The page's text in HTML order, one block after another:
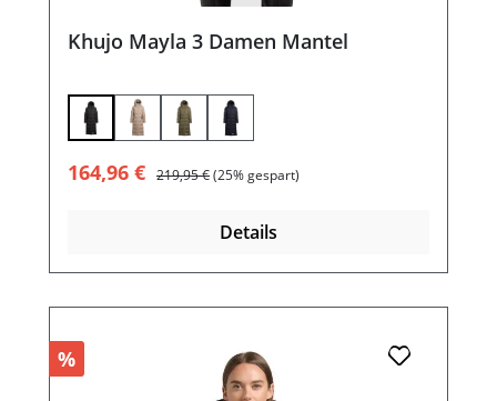
Khujo Mayla 3 Damen Mantel
Verkaufspreis:
164,96 € Regulärer Preis:
219,95 €(25% gespart)
Details
%